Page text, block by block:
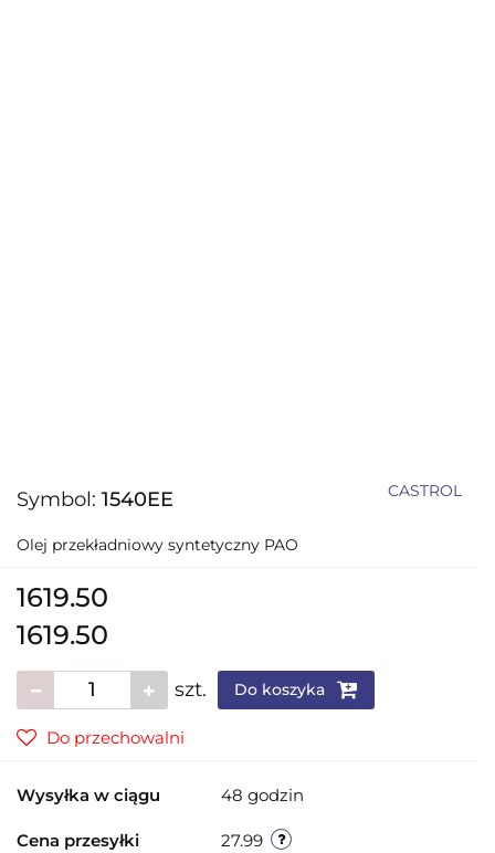
Symbol: 1540EE CASTROL
Olej przekładniowy syntetyczny PAO
1619.50
1619.50
szt. Do koszyka
Do przechowalni
Wysyłka w ciągu 48 godzin
Cena przesyłki 27.99